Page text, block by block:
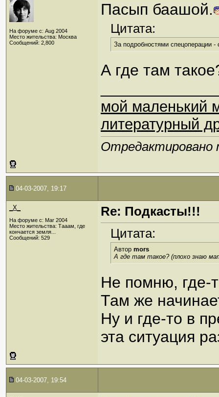
На форуме с: Aug 2004
Место жительства: Москва
Сообщений: 2,800
Пасып баашой.
Цитата:
За подробностями спецоперации
А где там
мой маленький
литературный
Отредактировано
04-03-2007, 19:17
_X_
На форуме с: Mar 2004
Место жительства: Тааам, где
кончается земля...
Сообщений: 529
Re: Подкасты!!!
Цитата:
Автор mors
А где там такое? (плохо знаю
Не помню, где-
Там же
Ну и где-то в
эта ситуация
04-03-2007, 19:54